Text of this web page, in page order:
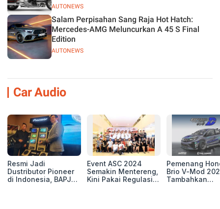
AUTONEWS
AUTONEWS
Salam Perpisahan Sang Raja Hot Hatch:
Mercedes-AMG Meluncurkan A 45 S Final
Edition
Car Audio
Resmi Jadi
Dustributor Pioneer
di Indonesia, BAPJ
Event ASC 2024
Semakin Mentereng,
Kini Pakai Regulasi
Pemenang
Brio V-Mod
Tambahkan